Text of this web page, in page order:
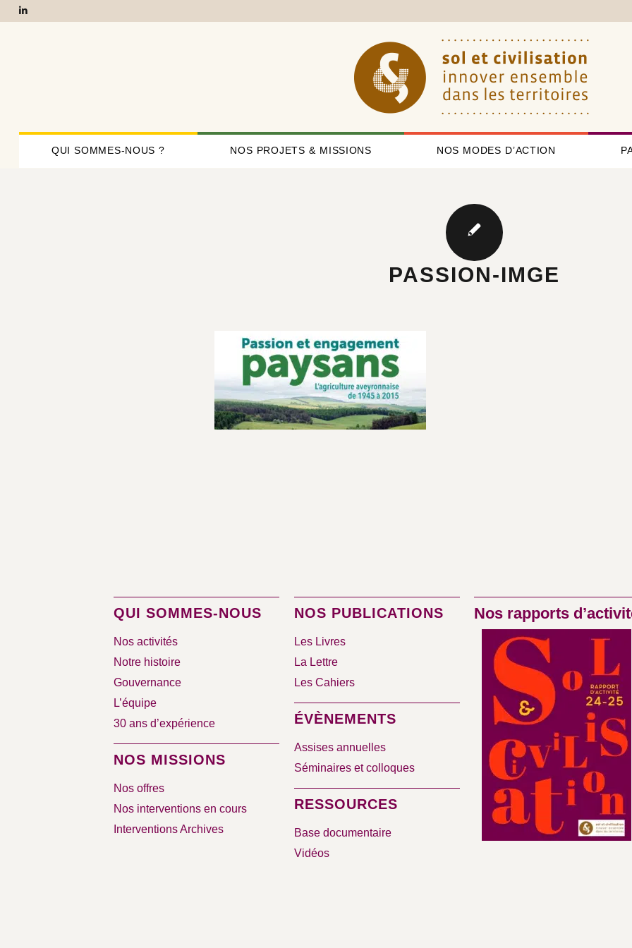
QUI SOMMES-NOUS ? NOS PROJETS & MISSIONS NOS MODES D’ACTION
PASSION-IMGE
QUI SOMMES-NOUS
Nos activités
Notre histoire
Gouvernance
L’équipe
30 ans d’expérience
NOS MISSIONS
Nos offres
Nos interventions en cours
Interventions Archives
NOS PUBLICATIONS
Les Livres
La Lettre
Les Cahiers
ÉVÈNEMENTS
Assises annuelles
Séminaires et colloques
RESSOURCES
Base documentaire
Vidéos
Nos rapports